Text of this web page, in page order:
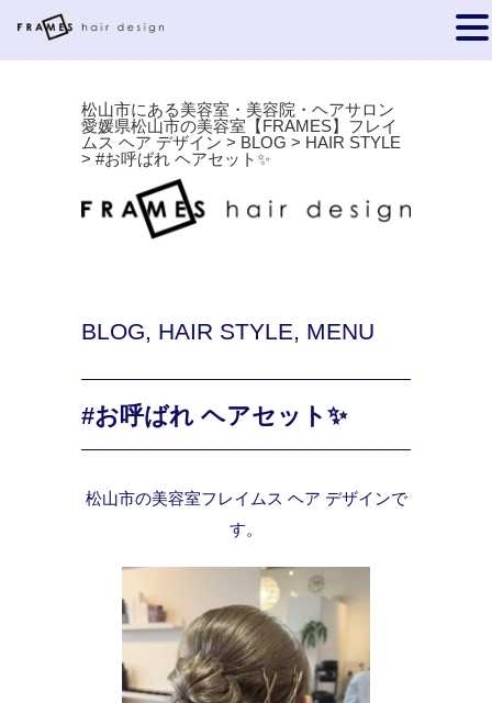
松山市にある美容室・美容院・ヘアサロン
愛媛県松山市の美容室【FRAMES】フレイ
ムス ヘア デザイン > BLOG > HAIR STYLE
> #お呼ばれ ヘアセット✨
BLOG, HAIR STYLE, MENU
#お呼ばれ ヘアセット✨
松山市の美容室フレイムス ヘア デザインで
す。